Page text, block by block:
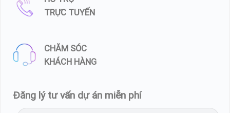
TRỰC TUYẾN
CHĂM SÓC
KHÁCH HÀNG
Đăng lý tư vấn dự án miễn phí